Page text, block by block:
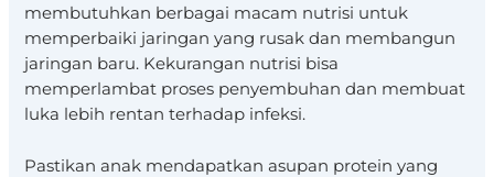
membutuhkan berbagai macam nutrisi untuk
memperbaiki jaringan yang rusak dan membangun
jaringan baru. Kekurangan nutrisi bisa
memperlambat proses penyembuhan dan membuat
luka lebih rentan terhadap infeksi.
Pastikan anak mendapatkan asupan protein yang